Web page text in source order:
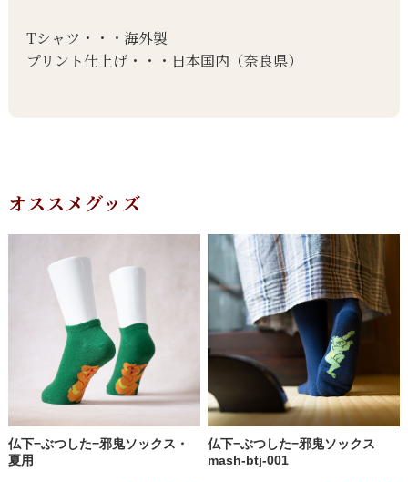
Tシャツ・・・海外製
プリント仕上げ・・・日本国内（奈良県）
オススメグッズ
仏下−ぶつした−邪鬼ソックス・
夏用
仏下−ぶつした−邪鬼ソックス
mash-btj-001